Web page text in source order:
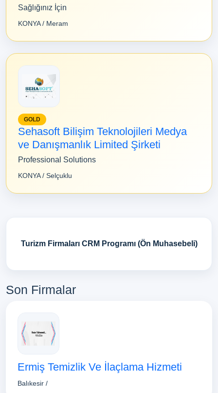
Sağlığınız İçin
KONYA / Meram
GOLD
Sehasoft Bilişim Teknolojileri Medya
ve Danışmanlık Limited Şirketi
Professional Solutions
KONYA / Selçuklu
Turizm Firmaları CRM Programı (Ön Muhasebeli)
Son Firmalar
Ermiş Temizlik Ve İlaçlama Hizmeti
Balıkesir /